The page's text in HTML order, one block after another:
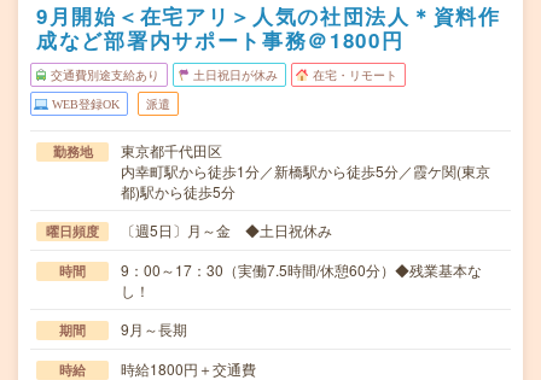
9月開始＜在宅アリ＞人気の社団法人＊資料作
成など部署内サポート事務＠1800円
交通費別途支給あり 土日祝日が休み 在宅・リモート
WEB登録OK 派遣
勤務地
東京都千代田区
内幸町駅から徒歩1分／新橋駅から徒歩5分／霞ケ関(東京
都)駅から徒歩5分
曜日頻度 〔週5日〕月～金 ◆土日祝休み
時間
9：00～17：30（実働7.5時間/休憩60分）◆残業基本な
し！
期間 9月～長期
時給 時給1800円＋交通費